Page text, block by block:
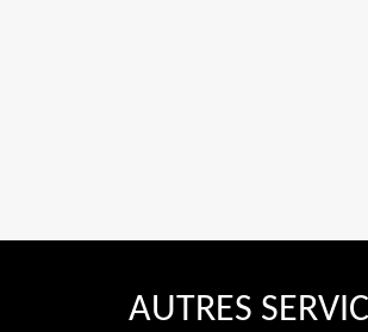
AUTRES